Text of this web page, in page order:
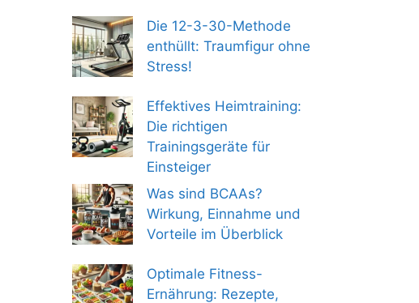
Die 12-3-30-Methode
enthüllt: Traumfigur ohne
Stress!
Effektives Heimtraining:
Die richtigen
Trainingsgeräte für
Einsteiger
Was sind BCAAs?
Wirkung, Einnahme und
Vorteile im Überblick
Optimale Fitness-
Ernährung: Rezepte,